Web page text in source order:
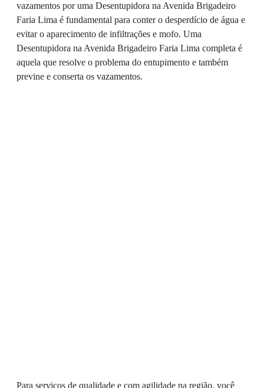
vazamentos por uma Desentupidora na Avenida Brigadeiro
Faria Lima é fundamental para conter o desperdício de água e
evitar o aparecimento de infiltrações e mofo. Uma
Desentupidora na Avenida Brigadeiro Faria Lima completa é
aquela que resolve o problema do entupimento e também
previne e conserta os vazamentos.
Para serviços de qualidade e com agilidade na região, você